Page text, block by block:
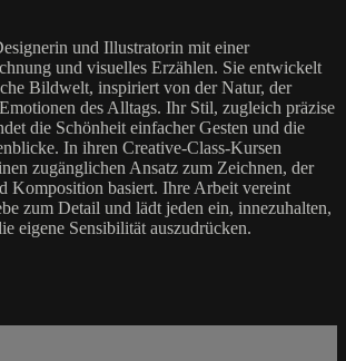
und Illustratorin mit einer
und visuelles Erzählen. Sie entwickelt
Bildwelt, inspiriert von der Natur, der
des Alltags. Ihr Stil, zugleich präzise
die Schönheit einfacher Gesten und die
In ihren Creative-Class-Kursen
zugänglichen Ansatz zum Zeichnen, der
Komposition basiert. Ihre Arbeit vereint
zum Detail und lädt jeden ein, innezuhalten,
eigene Sensibilität auszudrücken.